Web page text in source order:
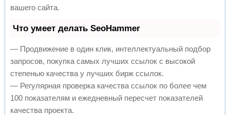
вашего сайта.
Что умеет делать SeoHammer
— Продвижение в один клик, интеллектуальный подбор
запросов, покупка самых лучших ссылок с высокой
степенью качества у лучших бирж ссылок.
— Регулярная проверка качества ссылок по более чем
100 показателям и ежедневный пересчет показателей
качества проекта.